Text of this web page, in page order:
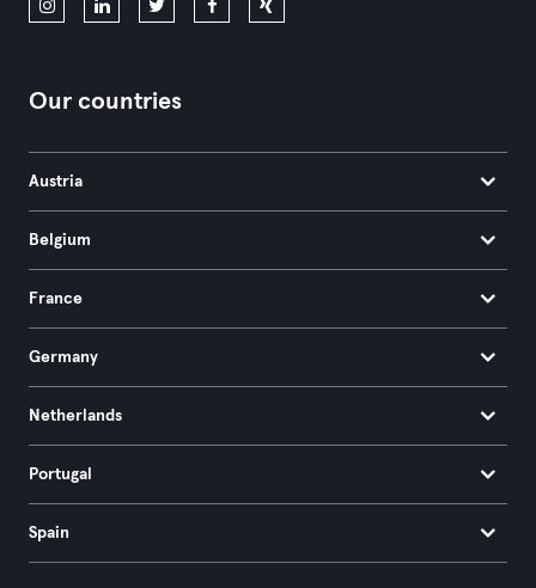
Our countries
Austria
Belgium
France
Germany
Netherlands
Portugal
Spain